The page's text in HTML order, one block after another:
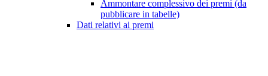
Ammontare complessivo dei premi (da
pubblicare in tabelle)
Dati relativi ai premi